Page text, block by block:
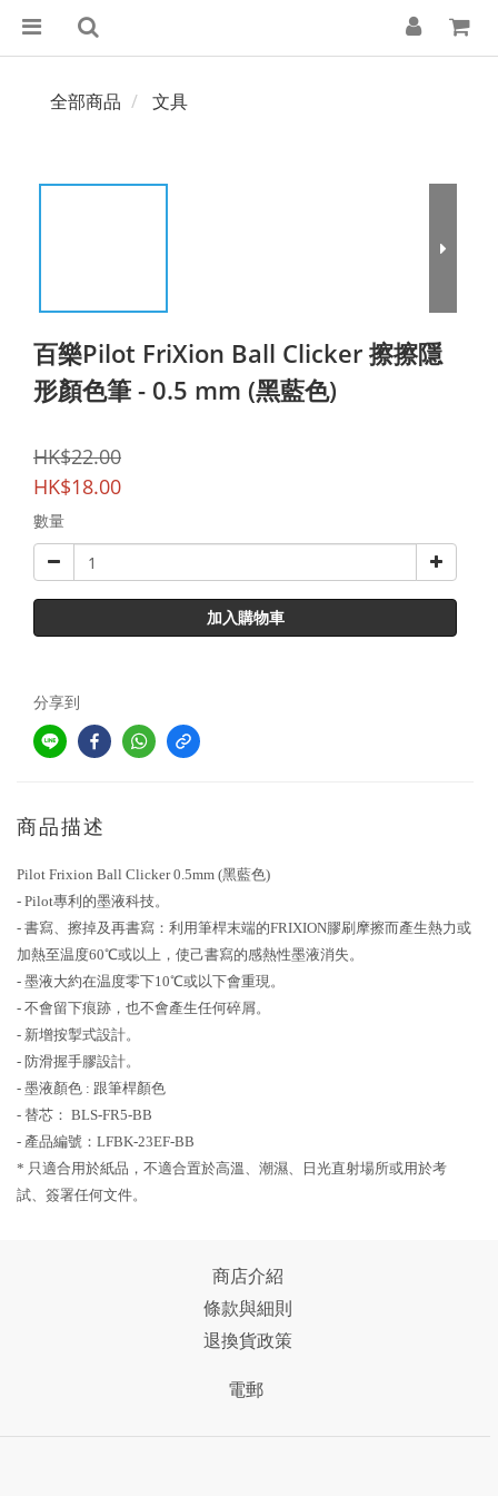
全部商品 文具
百樂Pilot FriXion Ball Clicker 擦擦隱
形顏色筆 - 0.5 mm (黑藍色)
HK$22.00
HK$18.00
數量
加入購物車
分享到
商品描述
Pilot Frixion Ball Clicker 0.5mm (黑藍色)
- Pilot專利的墨液科技。
- 書寫、擦掉及再書寫：利用筆桿末端的FRIXION膠刷摩擦而產生熱力或
加熱至温度60℃或以上，使己書寫的感熱性墨液消失。
- 墨液大約在温度零下10℃或以下會重現。
- 不會留下痕跡，也不會產生任何碎屑。
- 新增按掣式設計。
- 防滑握手膠設計。
- 墨液顏色 : 跟筆桿顏色
- 替芯： BLS-FR5-BB
- 產品編號：LFBK-23EF-BB
* 只適合用於紙品，不適合置於高溫、潮濕、日光直射場所或用於考
試、簽署任何文件。
商店介紹
條款與細則
退換貨政策
電郵